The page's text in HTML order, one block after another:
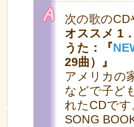
次の歌の
オススメ 1．
うた：『
29曲）』
アメリカの
などで子ど
れたCDです
SONG